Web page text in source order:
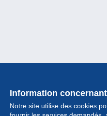
Information
Notre site utilise des cookies